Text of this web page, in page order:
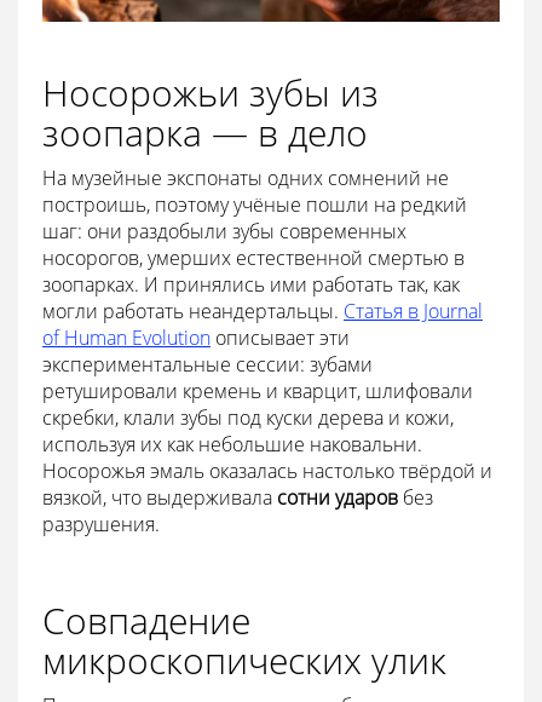
Носорожьи зубы из
зоопарка — в дело
На музейные экспонаты одних сомнений не
построишь, поэтому учёные пошли на редкий
шаг: они раздобыли зубы современных
носорогов, умерших естественной смертью в
зоопарках. И принялись ими работать так, как
могли работать неандертальцы. Статья в Journal
of Human Evolution описывает эти
экспериментальные сессии: зубами
ретушировали кремень и кварцит, шлифовали
скребки, клали зубы под куски дерева и кожи,
используя их как небольшие наковальни.
Носорожья эмаль оказалась настолько твёрдой и
вязкой, что выдерживала сотни ударов без
разрушения.
Совпадение
микроскопических улик